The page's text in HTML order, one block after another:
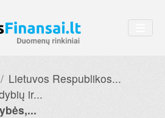
Lietuvos Respublikos...
ir...